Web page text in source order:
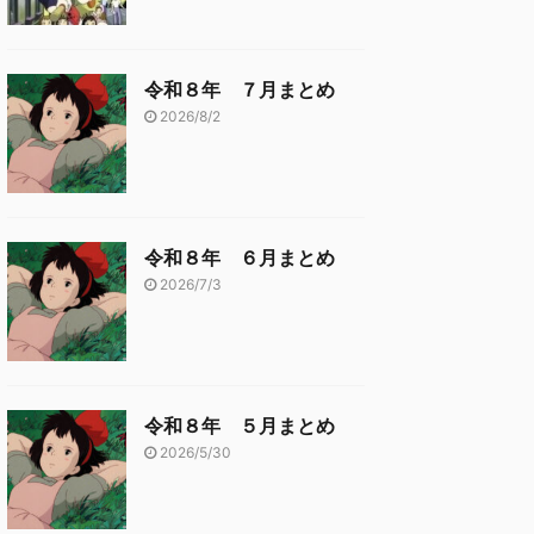
令和８年 ７月まとめ
2026/8/2
令和８年 ６月まとめ
2026/7/3
令和８年 ５月まとめ
2026/5/30